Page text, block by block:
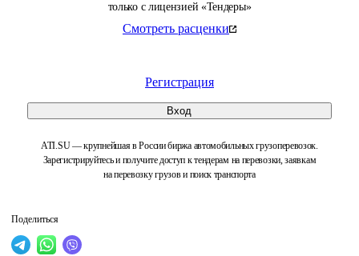
только с лицензией «Тендеры»
Смотреть расценки
Регистрация
Вход
ATI.SU — крупнейшая в России биржа автомобильных грузоперевозок.
Зарегистрируйтесь и получите доступ к тендерам на перевозки, заявкам
на перевозку грузов и поиск транспорта
Поделиться